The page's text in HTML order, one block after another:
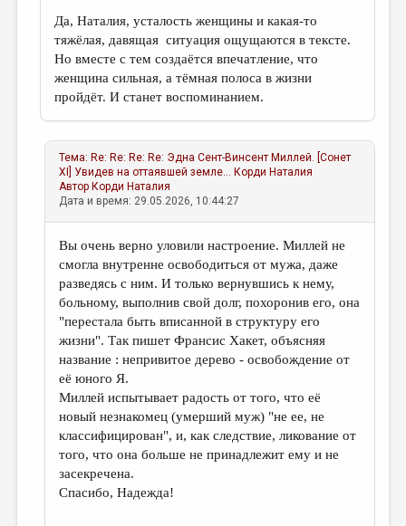
Да, Наталия, усталость женщины и какая-то
тяжёлая, давящая ситуация ощущаются в тексте.
Но вместе с тем создаётся впечатление, что
женщина сильная, а тёмная полоса в жизни
пройдёт. И станет воспоминанием.
Тема: Re: Re: Re: Re: Эдна Сент-Винсент Миллей. [Сонет
XI] Увидев на оттаявшей земле... Корди Наталия
Автор Корди Наталия
Дата и время: 29.05.2026, 10:44:27
Вы очень верно уловили настроение. Миллей не
смогла внутренне освободиться от мужа, даже
разведясь с ним. И только вернувшись к нему,
больному, выполнив свой долг, похоронив его, она
"перестала быть вписанной в структуру его
жизни". Так пишет Франсис Хакет, объясняя
название : непривитое дерево - освобождение от
её юного Я.
Миллей испытывает радость от того, что её
новый незнакомец (умерший муж) "не ее, не
классифицирован", и, как следствие, ликование от
того, что она больше не принадлежит ему и не
засекречена.
Спасибо, Надежда!